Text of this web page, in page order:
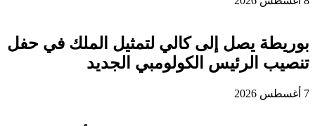
بوريطة يصل إلى كالي لتمثيل الملك في حفل
تنصيب الرئيس الكولومبي الجديد
7 أغسطس 2026